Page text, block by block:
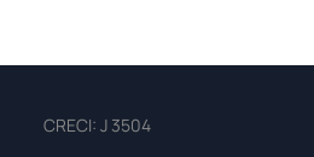
CRECI: J 3504